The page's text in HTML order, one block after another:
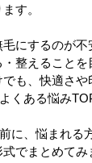
す。
にするのが不
・整えること
も、快適さや
くある悩み
に、悩まれる
でまとめてみ